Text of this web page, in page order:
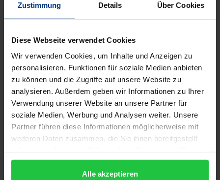
Zustimmung Details Über Cookies
Diese Webseite verwendet Cookies
Wir verwenden Cookies, um Inhalte und Anzeigen zu
personalisieren, Funktionen für soziale Medien anbieten
zu können und die Zugriffe auf unsere Website zu
analysieren. Außerdem geben wir Informationen zu Ihrer
Verwendung unserer Website an unsere Partner für
soziale Medien, Werbung und Analysen weiter. Unsere
Partner führen diese Informationen möglicherweise mit
weiteren Daten zusammen, die Sie ihnen bereitgestellt
gesammelt haben.
Alle akzeptieren
Nachhaltiges Wirtschaften und Verhalten, das sich
immer wichtigeres Thema. Dieses erfordert von
Unternehmen, sich mehr an dem gesamten
Lebenszyklus von Produkten und Dienstleistungen
zu orientieren als nur an einzelnen Phasen im Leben
eines Produktes. Lebenszyklusdenken ermöglicht
die Berücksichtigung unterschiedlicher
Auswirkungen, die mit der Herstellung oder dem
Verbrauch des Produkts verbunden sind, indem alle
Phasen des Produktlebenszyklus berücksichtigt